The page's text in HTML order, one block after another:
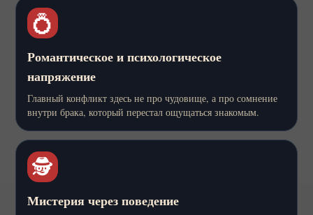
💍
Романтическое и психологическое
напряжение
Главный конфликт здесь не про чудовище, а про сомнение
внутри брака, который перестал ощущаться знакомым.
🕵️
Мистерия через поведение